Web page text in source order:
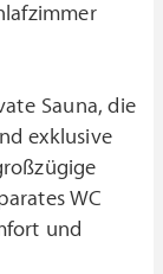
Sauna, die
exklusive
WC
und